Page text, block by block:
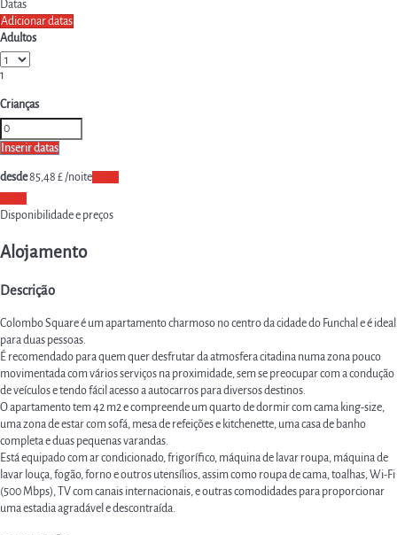
Datas
Adicionar datas
Adultos
1
Crianças
Inserir datas
desde85,48 £/noite
Disponibilidade e preços
Alojamento
Descrição
Colombo Square é um apartamento charmoso no centro da cidade do Funchal e é ideal
para duas pessoas.
É recomendado para quem quer desfrutar da atmosfera citadina numa zona pouco
movimentada com vários serviços na proximidade, sem se preocupar com a condução
de veículos e tendo fácil acesso a autocarros para diversos destinos.
O apartamento tem 42 m2 e compreende um quarto de dormir com cama king-size,
uma zona de estar com sofá, mesa de refeições e kitchenette, uma casa de banho
completa e duas pequenas varandas.
Está equipado com ar condicionado, frigorífico, máquina de lavar roupa, máquina de
lavar louça, fogão, forno e outros utensílios, assim como roupa de cama, toalhas, Wi-Fi
(500 Mbps), TV com canais internacionais, e outras comodidades para proporcionar
uma estadia agradável e descontraída.